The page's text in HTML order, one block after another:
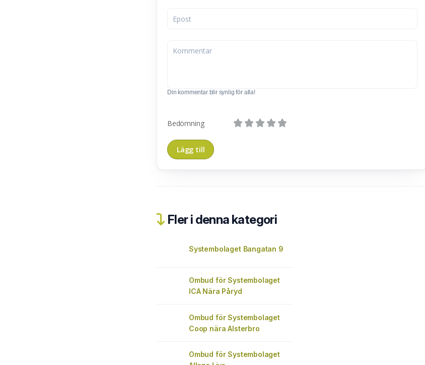
Din kommentar blir synlig för alla!
Bedömning
Fler i denna kategori
Systembolaget Bangatan 9
Ombud för Systembolaget
ICA Nära Påryd
Ombud för Systembolaget
Coop nära Alsterbro
Ombud för Systembolaget